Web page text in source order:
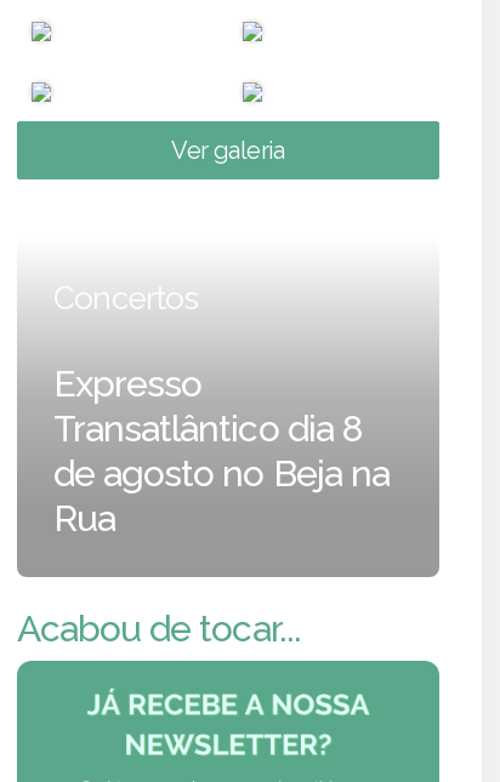
Ver galeria
Concertos
Expresso
Transatlântico dia 8
de agosto no Beja na
Rua
Acabou de tocar...